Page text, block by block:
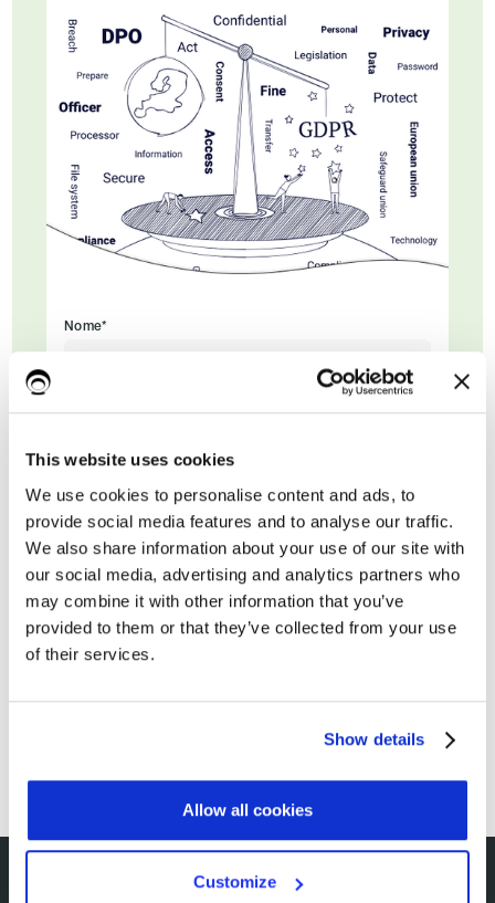
This website uses cookies
We use cookies to personalise content and ads, to
provide social media features and to analyse our traffic.
We also share information about your use of our site with
our social media, advertising and analytics partners who
may combine it with other information that you’ve
provided to them or that they’ve collected from your use
of their services.
Show details
Allow all cookies
Customize
Nome*
Email di lavoro*